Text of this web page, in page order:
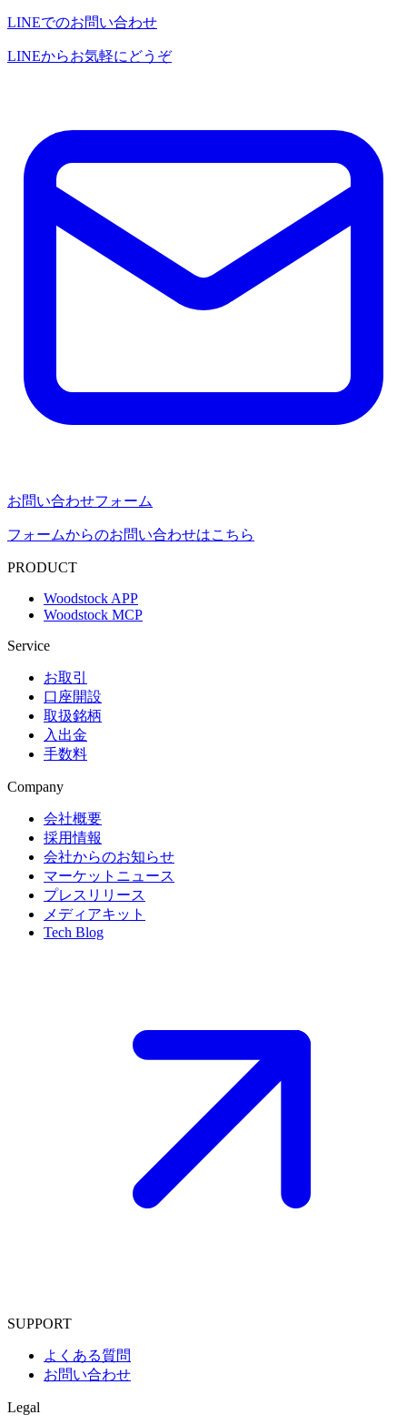
LINEでのお問い合わせ
LINEからお気軽にどうぞ
お問い合わせフォーム
フォームからのお問い合わせはこちら
PRODUCT
Woodstock APP
Woodstock MCP
Service
お取引
口座開設
取扱銘柄
入出金
手数料
Company
会社概要
採用情報
会社からのお知らせ
マーケットニュース
プレスリリース
メディアキット
Tech Blog
SUPPORT
よくある質問
お問い合わせ
Legal